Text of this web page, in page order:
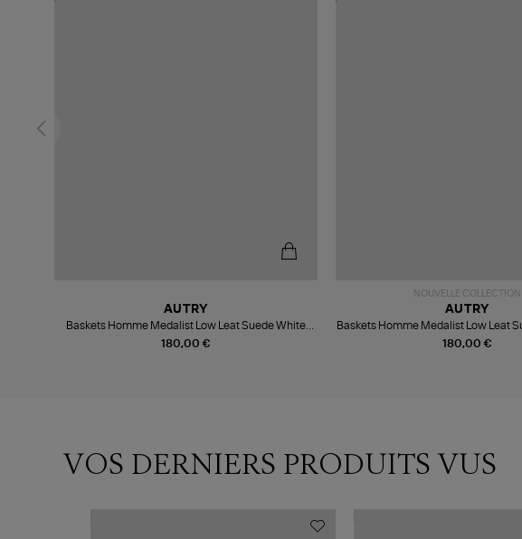
180,00 €
AUTRY
Baskets Homme Medalist Low Leat Suede White
Bronzegrn
NOUVELLE COLLECTION
180,00 €
AUTRY
Baskets Homme Medalist Low Leat
VOS DERNIERS PRODUITS VUS